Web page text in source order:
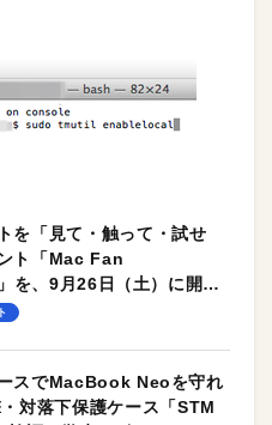
を「見て・触って・試せ
ト「Mac Fan
を、9月26日（土）に開催
スでMacBook Neoを守れ
対落下保護ケース「STM